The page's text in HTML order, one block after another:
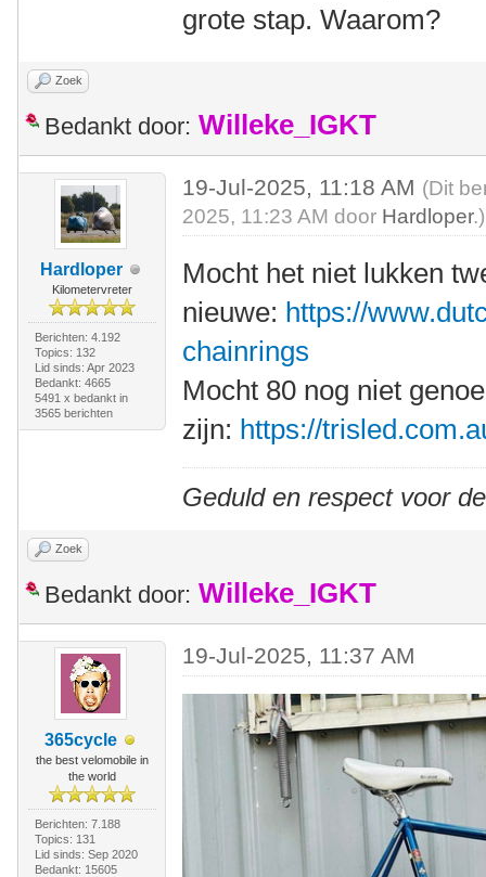
grote stap. Waarom?
Zoek
Bedankt door: Willeke_IGKT
Hardloper
Kilometervreter
Berichten: 4.192
Topics: 132
Lid sinds: Apr 2023
Bedankt: 4665
5491 x bedankt in
3565 berichten
19-Jul-2025, 11:18 AM (Dit
2025, 11:23 AM door Hardloper.)
Mocht het niet lukken
nieuwe: https://
chainrings
Mocht 80 nog niet
zijn: https://
Geduld en respect voor
Zoek
Bedankt door: Willeke_IGKT
365cycle
the best velomobile in
the world
Berichten: 7.188
Topics: 131
Lid sinds: Sep 2020
Bedankt: 15605
19-Jul-2025, 11:37 AM